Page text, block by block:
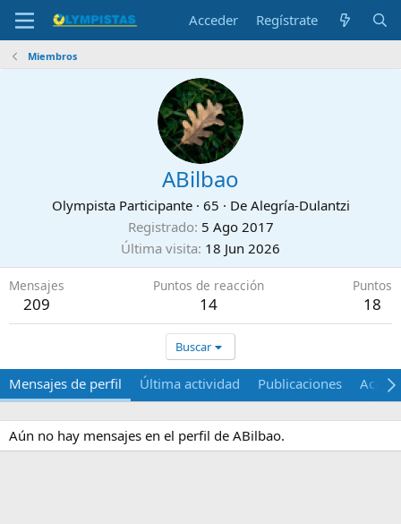
Acceder Regístrate
Miembros
ABilbao
Olympista Participante · 65 · De Alegría-Dulantzi
Registrado 5 Ago 2017
Última visita 18 Jun 2026
Mensajes
209
Puntos de reacción
14
Puntos
18
Buscar
Mensajes de perfil Última actividad Publicaciones Acerca
Aún no hay mensajes en el perfil de ABilbao.